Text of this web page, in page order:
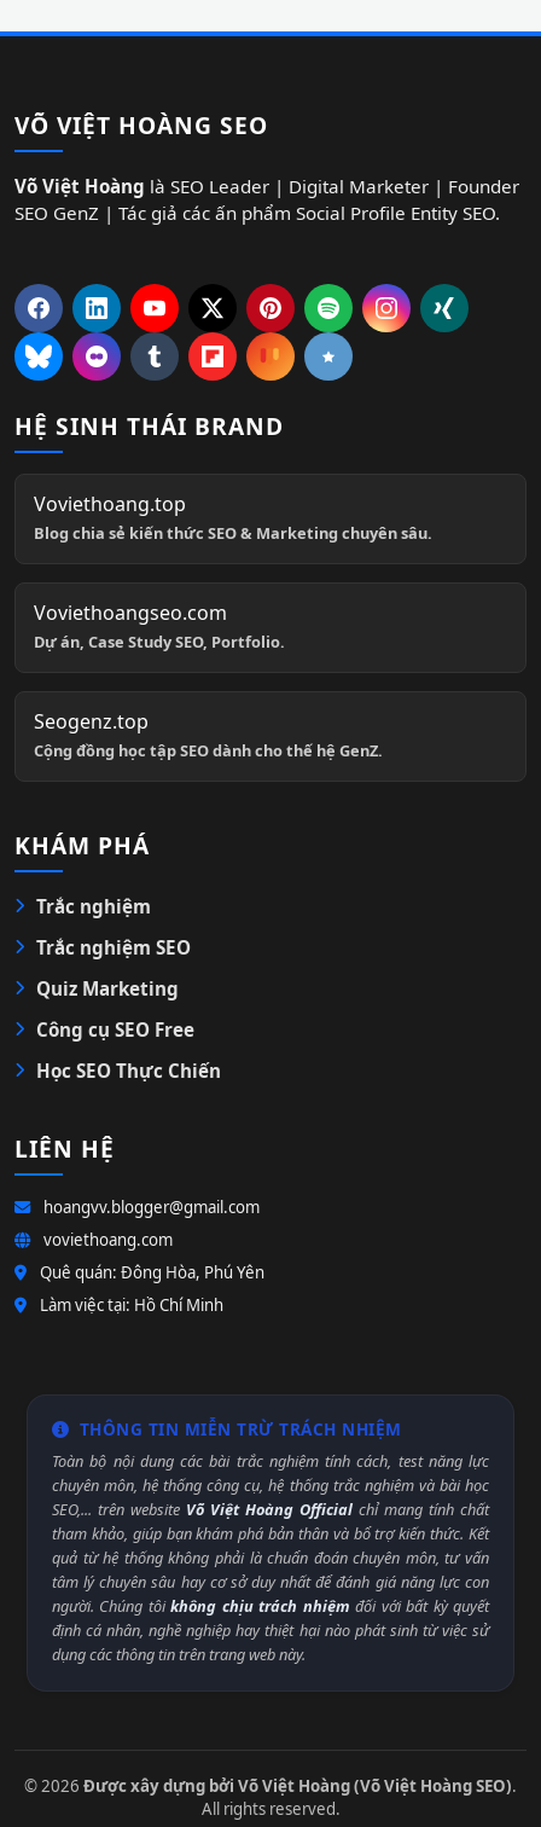
VÕ VIỆT HOÀNG SEO
Võ Việt Hoàng là SEO Leader | Digital Marketer | Founder
SEO GenZ | Tác giả các ấn phẩm Social Profile Entity SEO.
HỆ SINH THÁI BRAND
Voviethoang.top
Blog chia sẻ kiến thức SEO & Marketing chuyên sâu.
Voviethoangseo.com
Dự án, Case Study SEO, Portfolio.
Seogenz.top
Cộng đồng học tập SEO dành cho thế hệ GenZ.
KHÁM PHÁ
Trắc nghiệm
Trắc nghiệm SEO
Quiz Marketing
Công cụ SEO Free
Học SEO Thực Chiến
LIÊN HỆ
hoangvv.blogger@gmail.com
voviethoang.com
Quê quán: Đông Hòa, Phú Yên
Làm việc tại: Hồ Chí Minh
THÔNG TIN MIỄN TRỪ TRÁCH NHIỆM
Toàn bộ nội dung các bài trắc nghiệm tính cách, test năng lực
chuyên môn, hệ thống công cụ, hệ thống trắc nghiệm và bài học
SEO,... trên website Võ Việt Hoàng Official chỉ mang tính chất
tham khảo, giúp bạn khám phá bản thân và bổ trợ kiến thức. Kết
quả từ hệ thống không phải là chuẩn đoán chuyên môn, tư vấn
tâm lý chuyên sâu hay cơ sở duy nhất để đánh giá năng lực con
người. Chúng tôikhông chịu trách nhiệm đối với bất kỳ quyết
định cá nhân, nghề nghiệp hay thiệt hại nào phát sinh từ việc sử
dụng các thông tin trên trang web này.
© 2026 Được xây dựng bởi Võ Việt Hoàng (Võ Việt Hoàng SEO).
All rights reserved.